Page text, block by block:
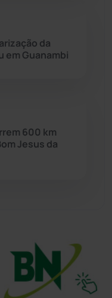
da
em Guanambi
600 km
Jesus da